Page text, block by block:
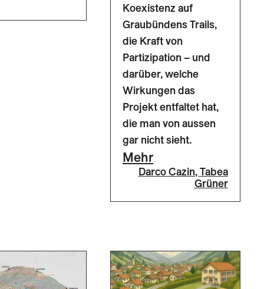
Koexistenz auf
Graubündens Trails,
die Kraft von
Partizipation – und
darüber, welche
Wirkungen das
Projekt entfaltet hat,
die man von aussen
gar nicht sieht.
Mehr
Darco Cazin,Tabea
Grüner